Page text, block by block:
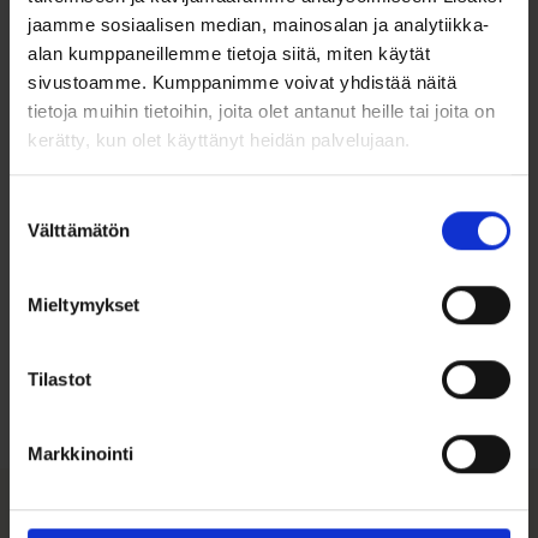
jaamme sosiaalisen median, mainosalan ja analytiikka-
alan kumppaneillemme tietoja siitä, miten käytät
sivustoamme. Kumppanimme voivat yhdistää näitä
tietoja muihin tietoihin, joita olet antanut heille tai joita on
kerätty, kun olet käyttänyt heidän palvelujaan.
valinta
Välttämätön
Mieltymykset
Tilastot
Markkinointi
ripustuslenkistä tai pöydälle, kehyksen taustalla olevan
tukijalan varaan..
Muumikehyksen halkaisija on: 17,5cm
Kuvakoko: 11cm x 11cm
Materiaali: Tinapinnoitteinen metalli
Ohjeita sormuksen tai korun